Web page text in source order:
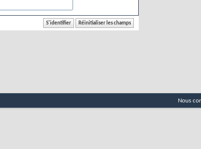
Nous